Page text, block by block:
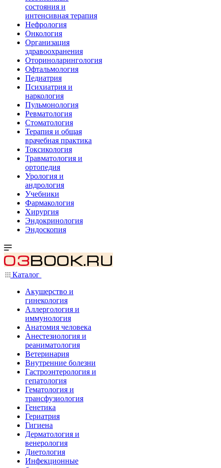
состояния и
интенсивная терапия
Нефрология
Онкология
Организация
здравоохранения
Оториноларингология
Офтальмология
Педиатрия
Психиатрия и
наркология
Пульмонология
Ревматология
Стоматология
Терапия и общая
врачебная практика
Токсикология
Травматология и
ортопедия
Урология и
андрология
Учебники
Фармакология
Хирургия
Эндокринология
Эндоскопия
Каталог
Акушерство и
гинекология
Аллергология и
иммунология
Анатомия человека
Анестезиология и
реаниматология
Ветеринария
Внутренние болезни
Гастроэнтерология и
гепатология
Гематология и
трансфузиология
Генетика
Гериатрия
Гигиена
Дерматология и
венерология
Диетология
Инфекционные